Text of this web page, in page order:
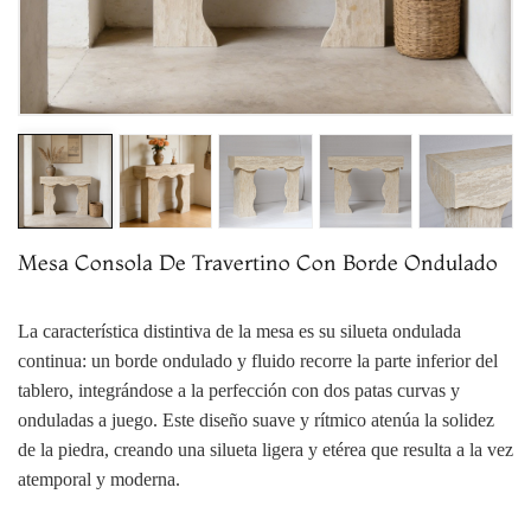
Mesa Consola De Travertino Con Borde Ondulado
La característica distintiva de la mesa es su silueta ondulada
continua: un borde ondulado y fluido recorre la parte inferior del
tablero, integrándose a la perfección con dos patas curvas y
onduladas a juego. Este diseño suave y rítmico atenúa la solidez
de la piedra, creando una silueta ligera y etérea que resulta a la vez
atemporal y moderna.